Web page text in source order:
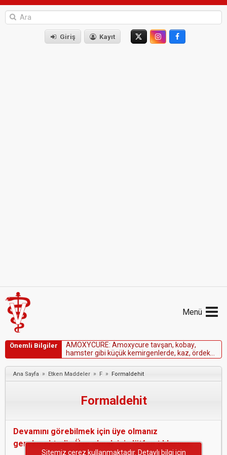
Giriş Kayıt
Menü
Önemli Bilgiler AMOXYCURE: Amoxycure tavşan, kobay,
hamstergibi küçük kemirgen erde, kaz, ördek
gibiperdeayaklılardaveerginatlarda
kontrendikedir.
Ana Sayfa » Etken Maddeler » F » Formaldehit
Formaldehit
Devamını görebilmek için üye olmanız
gerekmektedir. Üye olmak için lütfen tıklayınız.
Sitemiz çerez kullanmaktadır. Detaylı bilgi için